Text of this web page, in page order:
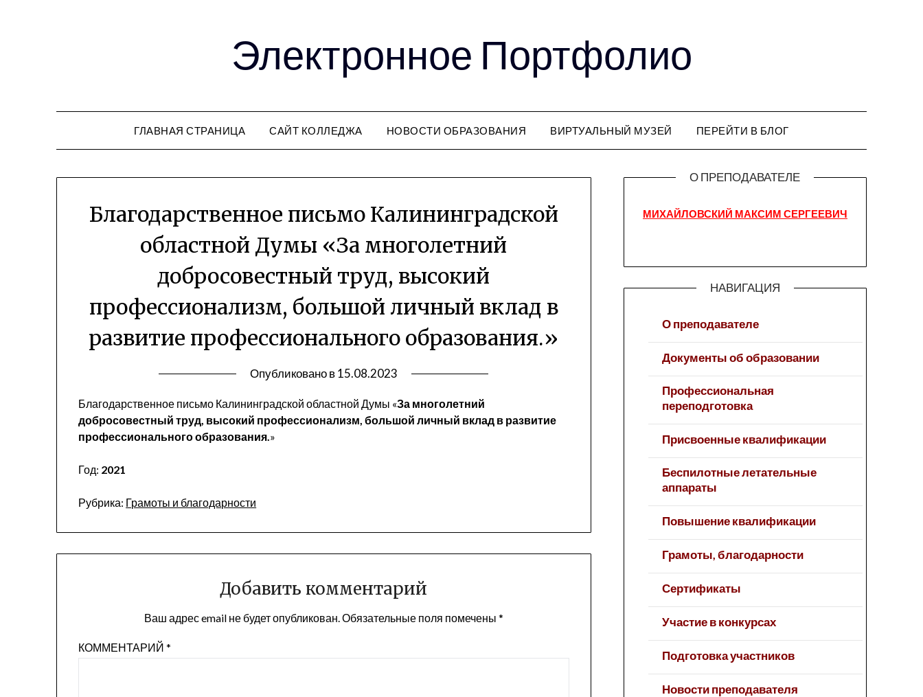
Электронное Портфолио
ГЛАВНАЯ СТРАНИЦА САЙТ КОЛЛЕДЖА НОВОСТИ ОБРАЗОВАНИЯ ВИРТУАЛЬНЫЙ МУЗЕЙ ПЕРЕЙТИ В БЛОГ
Благодарственное письмо Калининградской
областной Думы «За многолетний
добросовестный труд, высокий
профессионализм, большой личный вклад в
развитие профессионального образования.»
Опубликовано в15.08.2023
Благодарственное письмо Калининградской областной Думы «За многолетний
добросовестный труд, высокий профессионализм, большой личный вклад в развитие
профессионального образования.»
Год: 2021
Рубрика: Грамоты и благодарности
Добавить комментарий
Ваш адрес email не будет опубликован.Обязательные поля помечены *
КОММЕНТАРИЙ*
О ПРЕПОДАВАТЕЛЕ
МИХАЙЛОВСКИЙ МАКСИМ СЕРГЕЕВИЧ
НАВИГАЦИЯ
О преподавателе
Документы об образовании
Профессиональная
переподготовка
Присвоенные квалификации
Беспилотные летательные
аппараты
Повышение квалификации
Грамоты, благодарности
Сертификаты
Участие в конкурсах
Подготовка участников
Новости преподавателя